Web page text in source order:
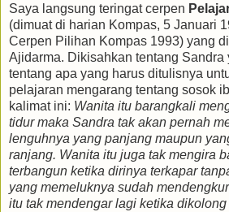
Saya langsung teringat cerpen
(dimuat di harian Kompas, 5 Januari
Cerpen Pilihan Kompas 1993) yang
Ajidarma. Dikisahkan tentang Sandra
tentang apa yang harus ditulisnya
pelajaran mengarang tentang sosok
kalimat ini: Wanita itu barangkali
tidur maka Sandra tak akan pernah
lenguhnya yang panjang maupun
ranjang. Wanita itu juga tak mengira
terbangun ketika dirinya terkapar
yang memeluknya sudah
itu tak mendengar lagi ketika